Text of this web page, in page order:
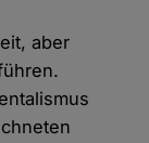
aber